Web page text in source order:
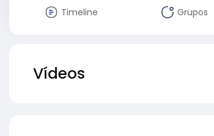
Timeline Grupos
Vídeos